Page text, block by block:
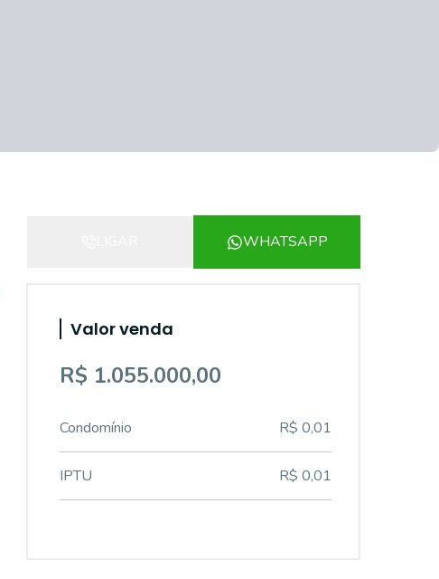
WHATSAPP
Valor venda
R$ 1.055.000,00
Condomínio R$ 0,01
IPTU R$ 0,01